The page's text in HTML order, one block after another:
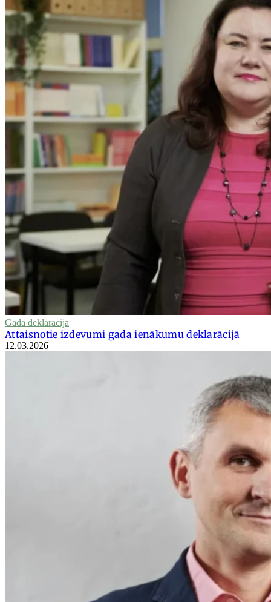
Gada deklarācija
Attaisnotie izdevumi gada ienākumu deklarācijā
12.03.2026